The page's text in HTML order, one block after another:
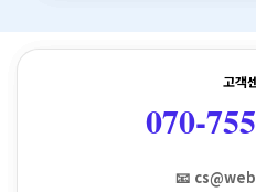
고객
070-
📧